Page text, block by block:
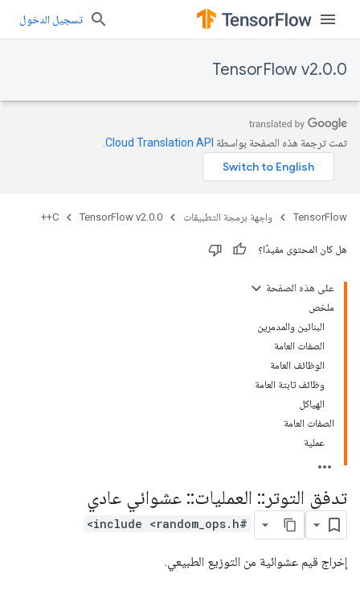
تسجيل الدخول
TensorFlow v2.0.0
تمت ترجمة هذه الصفحة بواسطة Cloud Translation API‏
TensorFlow واجهة برمجة التطبيقات TensorFlow v2.0.0
C++
هل كان المحتوى مفيدًا؟
على هذه الصفحة
ملخص
البنائين والمدمرين
الصفات العامة
الوظائف العامة
وظائف ثابتة العامة
الهياكل
الصفات العامة
عملية
تدفق التوتر :: العمليات:: عشوائي عادي
#include <random_ops.h>
إخراج قيم عشوائية من التوزيع الطبيعي.